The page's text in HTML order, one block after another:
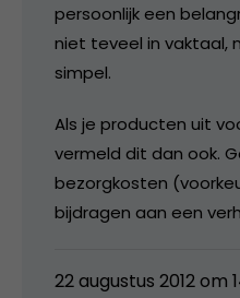
persoonlijk een
niet teveel in vaktaal,
simpel.
Als je producten uit
vermeld dit dan ook.
bezorgkosten
bijdragen aan een
22 augustus 2012 om